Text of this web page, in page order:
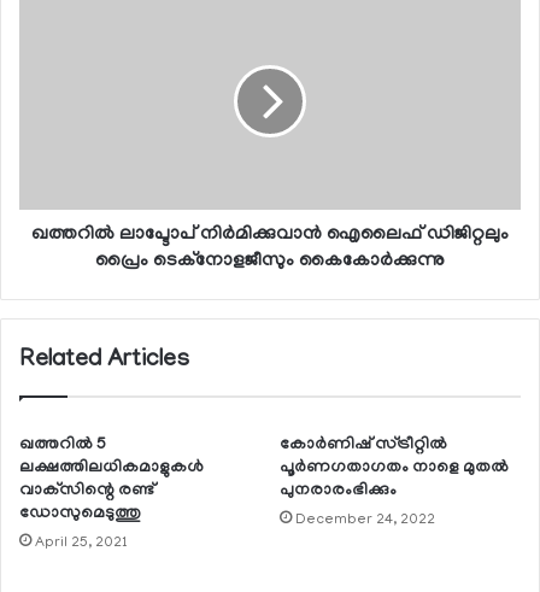
ഖത്തറില്‍ ലാപ്ടോപ് നിര്‍മിക്കുവാന്‍ ഐലൈഫ് ഡിജിറ്റലും
പ്രൈം ടെക്നോളജീസും കൈകോര്‍ക്കുന്നു
Related Articles
ഖത്തറില്‍ 5
ലക്ഷത്തിലധികമാളുകള്‍
വാക്‌സിന്റെ രണ്ട്
ഡോസുമെടുത്തു
April 25, 2021
കോര്‍ണിഷ് സ്ട്രീറ്റില്‍
പൂര്‍ണഗതാഗതം നാളെ മുതല്‍
പുനരാരംഭിക്കും
December 24, 2022